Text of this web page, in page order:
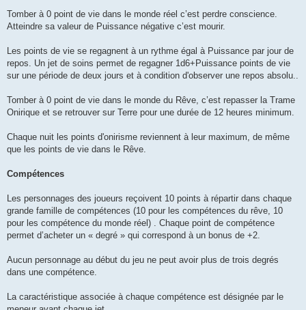
Tomber à 0 point de vie dans le monde réel c’est perdre conscience.
Atteindre sa valeur de Puissance négative c’est mourir.
Les points de vie se regagnent à un rythme égal à Puissance par jour de
repos. Un jet de soins permet de regagner 1d6+Puissance points de vie
sur une période de deux jours et à condition d'observer une repos absolu..
Tomber à 0 point de vie dans le monde du Rêve, c’est repasser la Trame
Onirique et se retrouver sur Terre pour une durée de 12 heures minimum.
Chaque nuit les points d'onirisme reviennent à leur maximum, de même
que les points de vie dans le Rêve.
Compétences
Les personnages des joueurs reçoivent 10 points à répartir dans chaque
grande famille de compétences (10 pour les compétences du rêve, 10
pour les compétence du monde réel) . Chaque point de compétence
permet d’acheter un « degré » qui correspond à un bonus de +2.
Aucun personnage au début du jeu ne peut avoir plus de trois degrés
dans une compétence.
La caractéristique associée à chaque compétence est désignée par le